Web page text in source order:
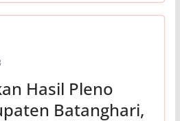
Hasil Pleno
Batanghari,